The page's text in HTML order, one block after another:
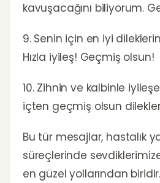
kavuşacağını biliyorum.
9. Senin için en iyi
Hızla iyileş! Geçmiş olsun!
10. Zihnin ve kalbinle
içten geçmiş olsun
Bu tür mesajlar, hastalık
süreçlerinde
en güzel yollarından